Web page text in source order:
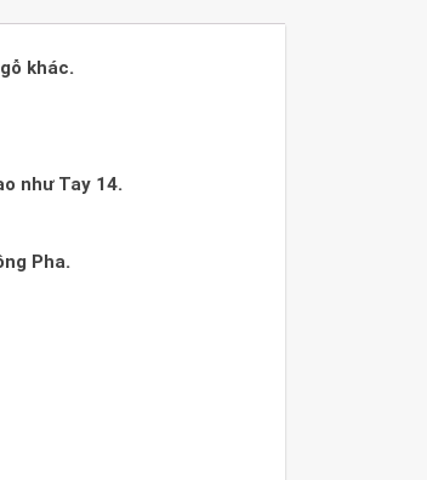
khác.
như Tay 14.
Pha.